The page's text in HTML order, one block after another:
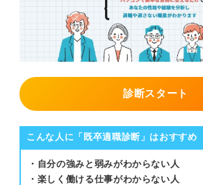
診断スタート
こんな人に「既卒適職診断」はおすすめ
・自分の強みと弱みがわからない人
・楽しく働ける仕事がわからない人